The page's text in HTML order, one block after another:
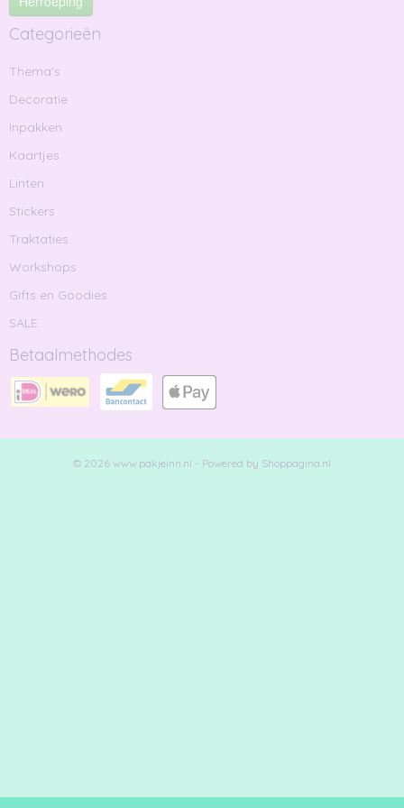
Categorieën
Thema's
Decoratie
Inpakken
Kaartjes
Linten
Stickers
Traktaties
Workshops
Gifts en Goodies
SALE
Betaalmethodes
© 2026 www.pakjeinn.nl - Powered by Shoppagina.nl